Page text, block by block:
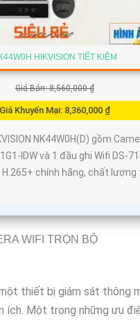
HIKVISION TIẾT KIỆM
Giá Bán: 8,560,000 ₫
Giá Khuyến Mại: 8,360,000 ₫
NK44W0H(D) gồm
IDW và 1 đầu ghi Wifi DS-
chính hãng, chất lượng
WIFI TRỌN BỘ
thiết bị giám sát thông
ích. Một trong những ưu